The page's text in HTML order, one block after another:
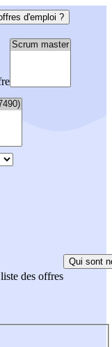
d'emploi ?
des offres
Qui sont